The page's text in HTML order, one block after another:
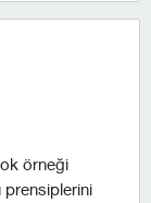
örneği
prensiplerini